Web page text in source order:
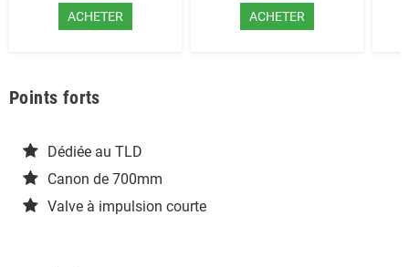
ACHETER ACHETER
Points forts
Dédiée au TLD
Canon de 700mm
Valve à impulsion courte